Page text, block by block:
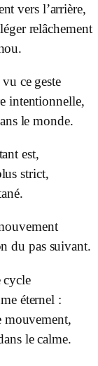
vers l’arrière,
relâchement
ce geste
intentionnelle,
le monde.
est,
strict,
du pas suivant.
cycle
éternel :
mouvement,
le calme.